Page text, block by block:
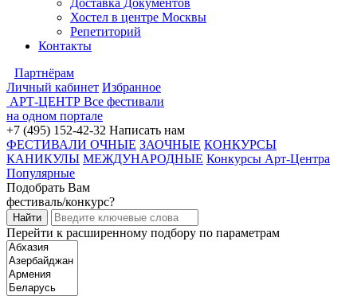
Доставка Документов
Хостел в центре Москвы
Репетиторий
Контакты
Партнёрам
Личный кабинет Избранное
АРТ-ЦЕНТР Все фестивали
на одном портале
+7 (495) 152-42-32 Написать нам
ФЕСТИВАЛИ ОЧНЫЕ ЗАОЧНЫЕ КОНКУРСЫ
КАНИКУЛЫ МЕЖДУНАРОДНЫЕ Конкурсы Арт-Центра
Популярные
Подобрать Вам
фестиваль/конкурс?
Перейти к расширенному подбору по параметрам